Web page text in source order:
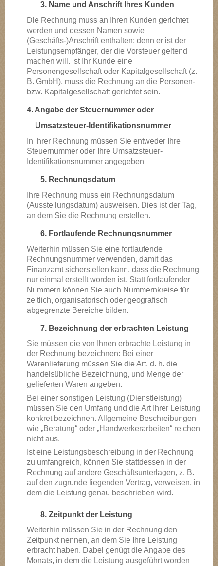
3. Name und Anschrift Ihres Kunden
Die Rechnung muss an Ihren Kunden gerichtet
werden und dessen Namen sowie
(Geschäfts-)Anschrift enthalten; denn er ist der
Leistungsempfänger, der die Vorsteuer geltend
machen will. Ist Ihr Kunde eine
Personengesellschaft oder Kapitalgesellschaft (z.
B. GmbH), muss die Rechnung an die Personen-
bzw. Kapitalgesellschaft gerichtet sein.
4. Angabe der Steuernummer oder
Umsatzsteuer-Identifikationsnummer
In Ihrer Rechnung müssen Sie entweder Ihre
Steuernummer oder Ihre Umsatzsteuer-
Identifikationsnummer angegeben.
5. Rechnungsdatum
Ihre Rechnung muss ein Rechnungsdatum
(Ausstellungsdatum) ausweisen. Dies ist der Tag,
an dem Sie die Rechnung erstellen.
6. Fortlaufende Rechnungsnummer
Weiterhin müssen Sie eine fortlaufende
Rechnungsnummer verwenden, damit das
Finanzamt sicherstellen kann, dass die Rechnung
nur einmal erstellt worden ist. Statt fortlaufender
Nummern können Sie auch Nummernkreise für
zeitlich, organisatorisch oder geografisch
abgegrenzte Bereiche bilden.
7. Bezeichnung der erbrachten Leistung
Sie müssen die von Ihnen erbrachte Leistung in
der Rechnung bezeichnen: Bei einer
Warenlieferung müssen Sie die Art, d. h. die
handelsübliche Bezeichnung, und Menge der
gelieferten Waren angeben.
Bei einer sonstigen Leistung (Dienstleistung)
müssen Sie den Umfang und die Art Ihrer Leistung
konkret bezeichnen. Allgemeine Beschreibungen
wie „Beratung“ oder „Handwerkerarbeiten“ reichen
nicht aus.
Ist eine Leistungsbeschreibung in der Rechnung
zu umfangreich, können Sie stattdessen in der
Rechnung auf andere Geschäftsunterlagen, z. B.
auf den zugrunde liegenden Vertrag, verweisen, in
dem die Leistung genau beschrieben wird.
8. Zeitpunkt der Leistung
Weiterhin müssen Sie in der Rechnung den
Zeitpunkt nennen, an dem Sie Ihre Leistung
erbracht haben. Dabei genügt die Angabe des
Monats, in dem die Leistung ausgeführt worden